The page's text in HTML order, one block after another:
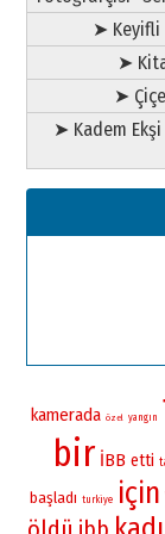
➤ Keyifli
➤
➤
➤ Kadem Ekşi
kamerada özel yangın
bir İBB etti
başladı turkiye için